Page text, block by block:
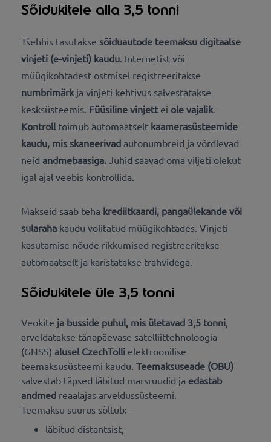
Sõidukitele alla 3,5 tonni
Tšehhis tasutakse sõiduautode teemaksu digitaalse
vinjeti (e-vinjeti) kaudu . Internetist või
müügikohtadest ostmisel registreeritakse
numbrimärk ja vinjeti kehtivus salvestatakse
kesksüsteemis. Füüsiline vinjett ei ole vajalik.
Kontroll toimub automaatselt kaamerasüsteemide
kaudu, mis skaneerivad autonumbreid ja võrdlevad
neid andmebaasiga. Juhid saavad oma viljeti olekut
igal ajal veebis kontrollida.
Makseid saab teha krediitkaardi, pangaülekande või
sularaha kaudu volitatud müügikohtades. Vinjeti
kasutamise nõude rikkumised registreeritakse
automaatselt ja karistatakse trahvidega.
Sõidukitele üle 3,5 tonni
Veokite ja busside puhul, mis ületavad 3,5 tonni,
arveldatakse tänapäevase satelliittehnoloogia
(GNSS) alusel CzechTolli elektroonilise
teemaksusüsteemi kaudu. Teemaksuseade (OBU)
salvestab täpsed läbitud marsruudid ja edastab
andmed reaalajas arveldussüsteemi.
Teemaksu suurus sõltub:
läbitud distantsist,